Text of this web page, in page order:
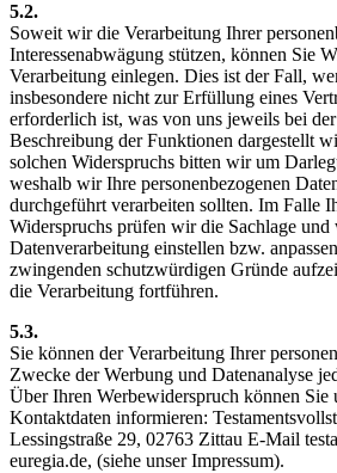
5.2.
Soweit wir die Verarbeitung Ihrer
Interessenabwägung stützen, können Sie
Verarbeitung einlegen. Dies ist der Fall,
insbesondere nicht zur Erfüllung eines
erforderlich ist, was von uns jeweils bei
Beschreibung der Funktionen dargestellt
solchen Widerspruchs bitten wir um
weshalb wir Ihre personenbezogenen
durchgeführt verarbeiten sollten. Im Falle
Widerspruchs prüfen wir die Sachlage und
Datenverarbeitung einstellen bzw.
zwingenden schutzwürdigen Gründe
die Verarbeitung fortführen.
5.3.
Sie können der Verarbeitung Ihrer
Zwecke der Werbung und Datenanalyse
Über Ihren Werbewiderspruch können Sie
Kontaktdaten informieren:
Lessingstraße 29, 02763 Zittau E-Mail
euregia.de, (siehe unser Impressum).